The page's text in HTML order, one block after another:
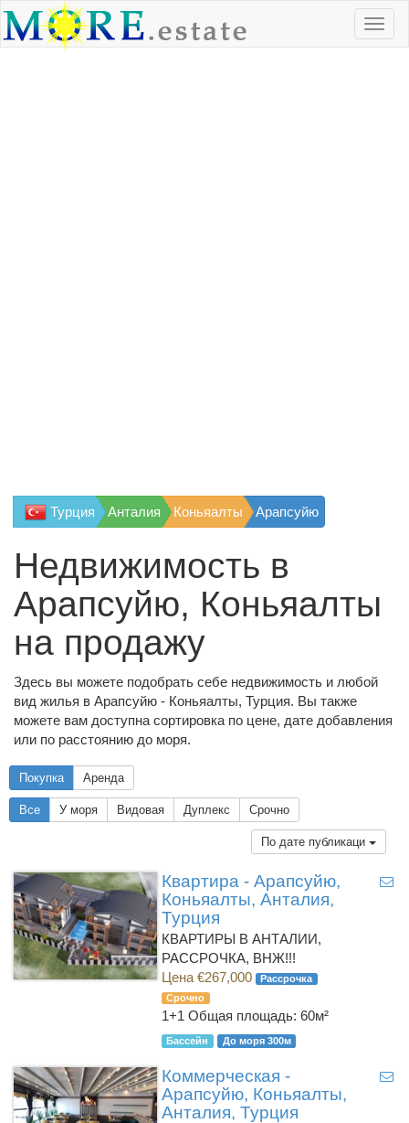
Турция Анталия Коньяалты Арапсуйю
Недвижимость в
Арапсуйю, Коньяалты
на продажу
Здесь вы можете подобрать себе недвижимость и любой
вид жилья в Арапсуйю - Коньяалты, Турция. Вы также
можете вам доступна сортировка по цене, дате добавления
или по расстоянию до моря.
Покупка Аренда
Все У моря Видовая Дуплекс Срочно
По дате публикаци
Квартира - Арапсуйю,
Коньяалты, Анталия,
Турция
КВАРТИРЫ В АНТАЛИИ,
РАССРОЧКА, ВНЖ!!!
Цена €267,000
Рассрочка
Срочно
1+1 Общая площадь: 60м²
Бассейн До моря 300м
Коммерческая -
Арапсуйю, Коньяалты,
Анталия, Турция